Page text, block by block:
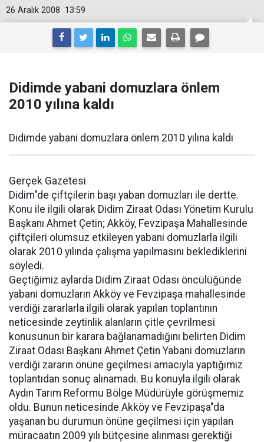
13:59
26 Aralık 2008
Didimde yabani domuzlara önlem
2010 yılına kaldı
Didimde yabani domuzlara önlem 2010 yılına kaldı
Gerçek Gazetesi
Didim"de çiftçilerin başı yaban domuzları ile dertte.
Konu ile ilgili olarak Didim Ziraat Odası Yönetim Kurulu
Başkanı Ahmet Çetin; Akköy, Fevzipaşa Mahallesinde
çiftçileri olumsuz etkileyen yabani domuzlarla ilgili
olarak 2010 yılında çalışma yapılmasını beklediklerini
söyledi.
Geçtiğimiz aylarda Didim Ziraat Odası öncülüğünde
yabani domuzların Akköy ve Fevzipaşa mahallesinde
verdiği zararlarla ilgili olarak yapılan toplantının
neticesinde zeytinlik alanların çitle çevrilmesi
konusunun bir karara bağlanamadığını belirten Didim
Ziraat Odası Başkanı Ahmet Çetin Yabani domuzların
verdiği zararın önüne geçilmesi amacıyla yaptığımız
toplantıdan sonuç alınamadı. Bu konuyla ilgili olarak
Aydın Tarım Reformu Bölge Müdürüyle görüşmemiz
oldu. Bunun neticesinde Akköy ve Fevzipaşa"da
yaşanan bu durumun önüne geçilmesi için yapılan
müracaatın 2009 yılı bütçesine alınması gerektiği